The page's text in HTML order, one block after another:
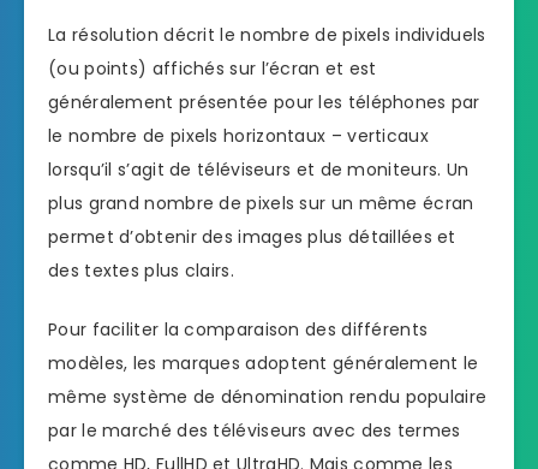
La résolution décrit le nombre de pixels individuels
(ou points) affichés sur l’écran et est
généralement présentée pour les téléphones par
le nombre de pixels horizontaux – verticaux
lorsqu’il s’agit de téléviseurs et de moniteurs. Un
plus grand nombre de pixels sur un même écran
permet d’obtenir des images plus détaillées et
des textes plus clairs.
Pour faciliter la comparaison des différents
modèles, les marques adoptent généralement le
même système de dénomination rendu populaire
par le marché des téléviseurs avec des termes
comme HD, FullHD et UltraHD. Mais comme les